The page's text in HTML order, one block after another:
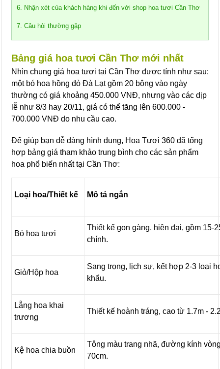
6. Nhận xét của khách hàng khi đến với shop hoa tươi Cần Thơ
7. Câu hỏi thường gặp
Bảng giá hoa tươi Cần Thơ mới nhất
Nhìn chung giá hoa tươi tại Cần Thơ được tính như sau:
một bó hoa hồng đỏ Đà Lạt gồm 20 bông vào ngày
thường có giá khoảng 450.000 VNĐ, nhưng vào các dịp
lễ như 8/3 hay 20/11, giá có thể tăng lên 600.000 -
700.000 VNĐ do nhu cầu cao.
Để giúp bạn dễ dàng hình dung, Hoa Tươi 360 đã tổng
hợp bảng giá tham khảo trung bình cho các sản phẩm
hoa phổ biến nhất tại Cần Thơ:
Loại hoa/Thiết kế Mô tả ngắn
Bó hoa tươi
Thiết kế gọn gàng, hiện đại, gồm 15-
chính.
Giỏ/Hộp hoa
Sang trọng, lịch sự, kết hợp 2-3 loại
khẩu.
Lẵng hoa khai
trương
Thiết kế hoành tráng, cao từ 1.7m -
Kệ hoa chia buồn
Tông màu trang nhã, đường kính
70cm.